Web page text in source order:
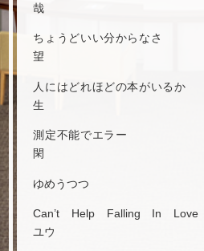
哉
ちょうどいい分か
望
人にはどれほどの本
生
測定不能でエ
閑
ゆめうつ
Can’t Help Falling
ユウ